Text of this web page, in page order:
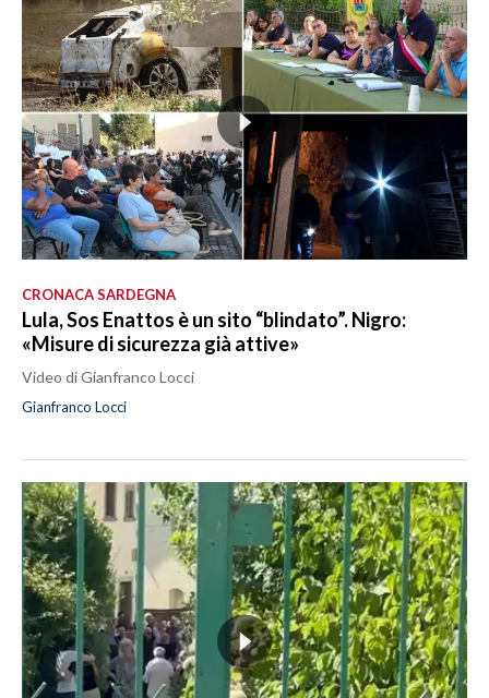
CRONACA SARDEGNA
Lula, Sos Enattos è un sito “blindato”. Nigro:
«Misure di sicurezza già attive»
Video di Gianfranco Locci
Gianfranco Locci